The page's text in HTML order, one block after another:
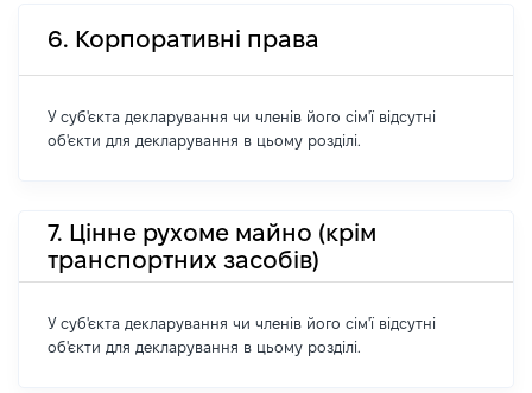
6. Корпоративні права
У суб'єкта декларування чи членів його сім'ї відсутні
об'єкти для декларування в цьому розділі.
7. Цінне рухоме майно (крім
транспортних засобів)
У суб'єкта декларування чи членів його сім'ї відсутні
об'єкти для декларування в цьому розділі.